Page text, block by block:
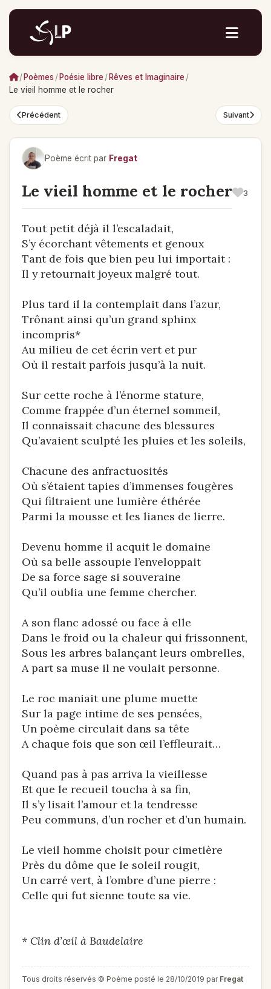
/ Poèmes / Poésie libre/ Rêves et Imaginaire/
Le vieil homme et le rocher
Précédent Suivant
Poème écrit par Fregat
Le vieil homme et le rocher 3
Tout petit déjà il l’escaladait,
S’y écorchant vêtements et genoux
Tant de fois que bien peu lui importait :
Il y retournait joyeux malgré tout.
Plus tard il la contemplait dans l’azur,
Trônant ainsi qu’un grand sphinx
incompris*
Au milieu de cet écrin vert et pur
Où il restait parfois jusqu’à la nuit.
Sur cette roche à l’énorme stature,
Comme frappée d’un éternel sommeil,
Il connaissait chacune des blessures
Qu’avaient sculpté les pluies et les soleils,
Chacune des anfractuosités
Où s’étaient tapies d’immenses fougères
Qui filtraient une lumière éthérée
Parmi la mousse et les lianes de lierre.
Devenu homme il acquit le domaine
Où sa belle assoupie l’enveloppait
De sa force sage si souveraine
Qu’il oublia une femme chercher.
A son flanc adossé ou face à elle
Dans le froid ou la chaleur qui frissonnent,
Sous les arbres balançant leurs ombrelles,
A part sa muse il ne voulait personne.
Le roc maniait une plume muette
Sur la page intime de ses pensées,
Un poème circulait dans sa tête
A chaque fois que son œil l’effleurait…
Quand pas à pas arriva la vieillesse
Et que le recueil toucha à sa fin,
Il s’y lisait l’amour et la tendresse
Peu communs, d’un rocher et d’un humain.
Le vieil homme choisit pour cimetière
Près du dôme que le soleil rougit,
Un carré vert, à l’ombre d’une pierre :
Celle qui fut sienne toute sa vie.
* Clin d’œil à Baudelaire
Tous droits réservés © Poème posté le 28/10/2019 par Fregat